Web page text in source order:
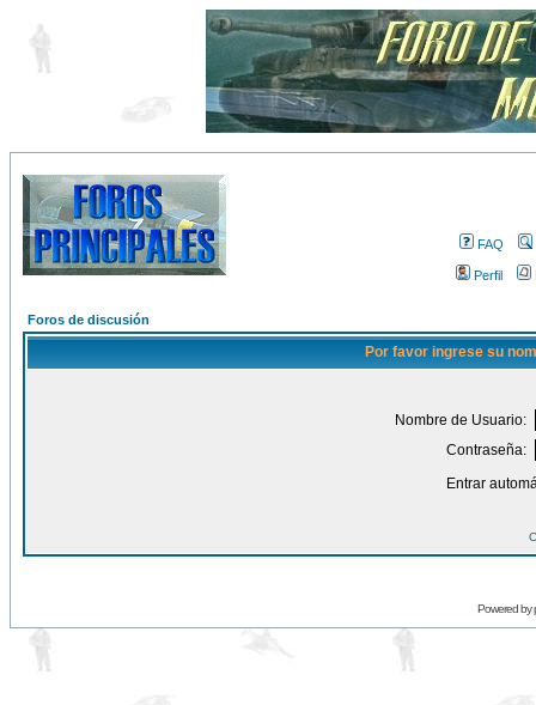
FAQ
Perfil
Foros de discusión
Por favor ingrese su
Nombre de Usuario:
Contraseña:
Entrar
Powered by